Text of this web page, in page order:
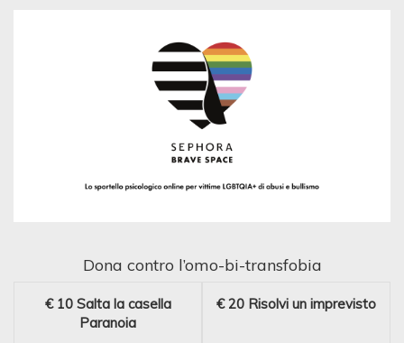
Dona contro l’omo-bi-transfobia
€ 10 Salta la casella
Paranoia
€ 20 Risolvi un imprevisto